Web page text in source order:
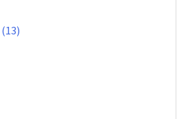
(13)